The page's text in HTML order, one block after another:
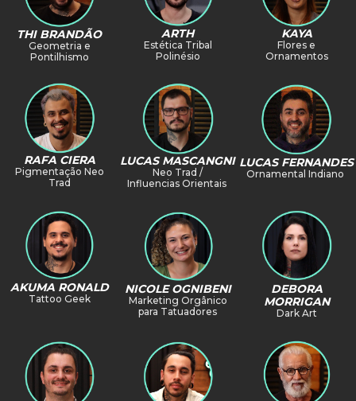
THI BRANDÃO
Geometria e
Pontilhismo
ARTH
Estética Tribal
Polinésio
KAYA
Flores e
Ornamentos
RAFA CIERA
Pigmentação Neo
Trad
LUCAS MASCANGNI
Neo Trad /
Influencias Orientais
LUCAS FERNANDES
Ornamental Indiano
AKUMA RONALD
Tattoo Geek
NICOLE OGNIBENI
Marketing Orgânico
para Tatuadores
DEBORA
MORRIGAN
Dark Art